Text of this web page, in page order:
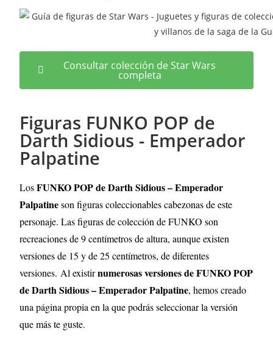
Consultar colección de Star Wars
completa
Figuras FUNKO POP de
Darth Sidious - Emperador
Palpatine
LosFUNKO POP de Darth Sidious – Emperador
Palpatineson figuras coleccionables cabezonas de este
personaje. Las figuras de colección de FUNKO son
recreaciones de 9 centímetros de altura, aunque existen
versiones de 15 y de 25 centímetros, de diferentes
versiones. Al existirnumerosas versiones de FUNKO POP
de Darth Sidious – Emperador Palpatine, hemos creado
una página propia en la que podrás seleccionar la versión
que más te guste.